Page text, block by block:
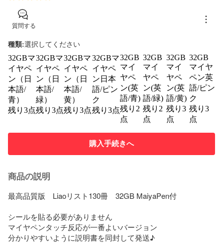
質問する
種類:選択してください
32GBマ
イヤペ
ン（日
本語/
青）
残り3点
32GBマ
イヤペ
ン（日
本語/
緑）
残り3点
32GBマ
イヤペ
ン（日
本語/
黄）
残り3点
32GBマ
イヤペ
ン日本
語/ピン
ク
残り3点
32GB
マイ
ヤペ
ン(英
語/青)
残り2
点
32GB
マイ
ヤペ
ン(英
語/緑)
残り2
点
32GB
マイ
ヤペ
ン(英
語/黄)
残り3
点
32GB
マイヤ
ペン英
語/ピン
ク
残り3
点
購入手続きへ
商品の説明
最高品質版　Liaoリスト130冊　32GB MaiyaPen付
シールを貼る必要がありません
マイヤペンタッチ反応が一番よいバージョン
分かりやすいように説明書を同封して発送♪